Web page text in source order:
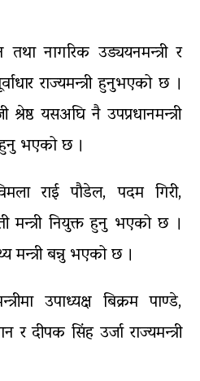
नागरिक उड्ययनमन्त्री र
राज्यमन्त्री हुनुभएको छ ।
यसअघि नै उपप्रधानमन्त्री
हुनु भएको छ ।
राई पौडेल, पदम गिरी,
मन्त्री नियुक्त हुनु भएको छ ।
मन्त्री बन्नु भएको छ ।
उपाध्यक्ष बिक्रम पाण्डे,
र दीपक सिंह उर्जा राज्यमन्त्री